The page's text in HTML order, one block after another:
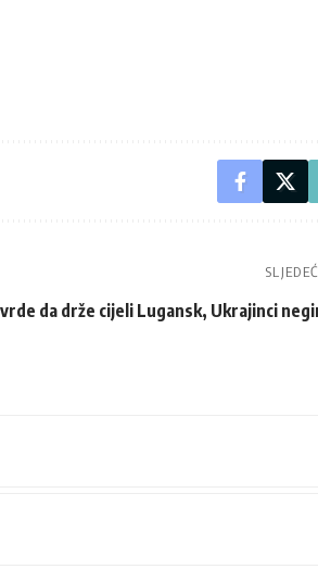
da drže cijeli Lugansk, Ukrajinci